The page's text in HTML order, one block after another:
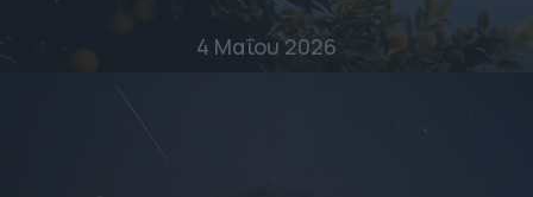
4 Μαΐου 2026